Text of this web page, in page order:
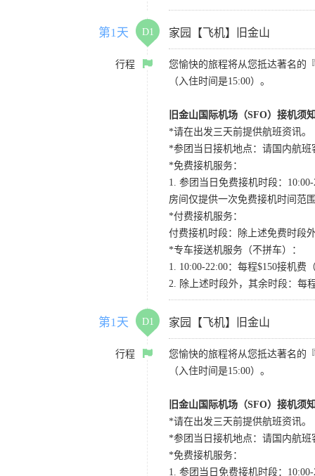
第1天 D1 家园【飞机】旧金山
行程
您愉快的旅程将从您抵达著名的
（入住时间是15:00）。
旧金山国际机场（SFO）接机须
*请在出发三天前提供航班资讯。
*参团当日接机地点：请国内航班
*免费接机服务：
1. 参团当日免费接机时段：
房间仅提供一次免费接机时间范
*付费接机服务：
付费接机时段：除上述免费时段
*专车接送机服务（不拼车）：
1. 10:00-22:00：每程$150接机
2. 除上述时段外，其余时段：每
第1天 D1 家园【飞机】旧金山
行程
您愉快的旅程将从您抵达著名的
（入住时间是15:00）。
旧金山国际机场（SFO）接机须
*请在出发三天前提供航班资讯。
*参团当日接机地点：请国内航班
*免费接机服务：
1. 参团当日免费接机时段：